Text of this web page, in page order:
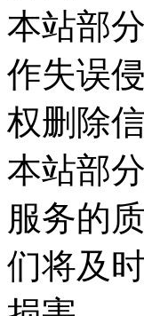
本站部
作失误
权删除
本站部
服务的
们将及